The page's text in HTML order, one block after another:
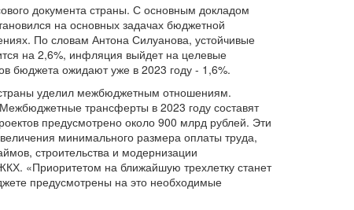
документа страны. С основным докладом
на основных задачах бюджетной
По словам Антона Силуанова, устойчивые
на 2,6%, инфляция выйдет на целевые
бюджета ожидают уже в 2023 году - 1,6%.
уделил межбюджетным отношениям.
трансферты в 2023 году составят
предусмотрено около 900 млрд рублей. Эти
минимального размера оплаты труда,
строительства и модернизации
«Приоритетом на ближайшую трехлетку станет
предусмотрены на это необходимые